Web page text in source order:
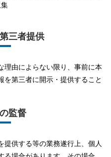
三者提供
理由によらない限り、事前に本
を第三者に開示・提供すること
監督
提供する等の業務遂行上、個人